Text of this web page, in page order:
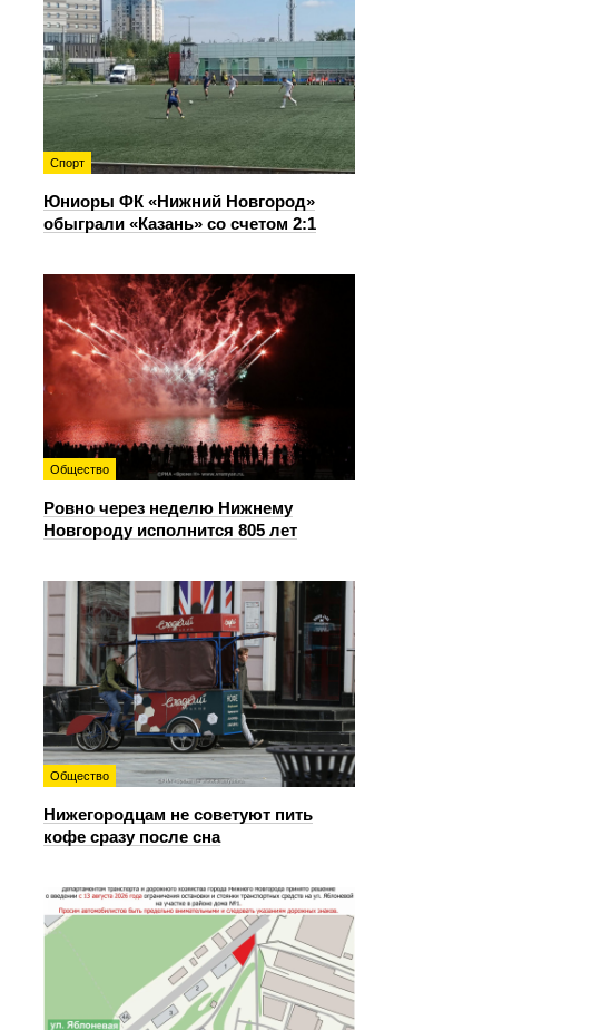
Спорт
Юниоры ФК «Нижний Новгород»
обыграли «Казань» со счетом 2:1
Общество
Ровно через неделю Нижнему
Новгороду исполнится 805 лет
Общество
Нижегородцам не советуют пить
кофе сразу после сна